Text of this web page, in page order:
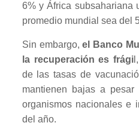
6% y África subsahariana
promedio mundial sea del
Sin embargo,el Banco
la recuperación es frági
de las tasas de
mantienen bajas a
organismos nacionales e
del año.